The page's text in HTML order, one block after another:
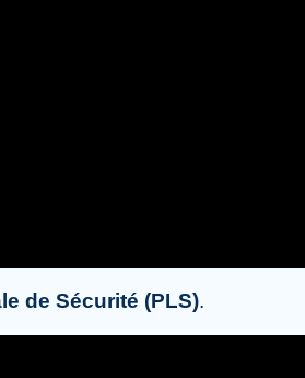
de Sécurité (PLS).